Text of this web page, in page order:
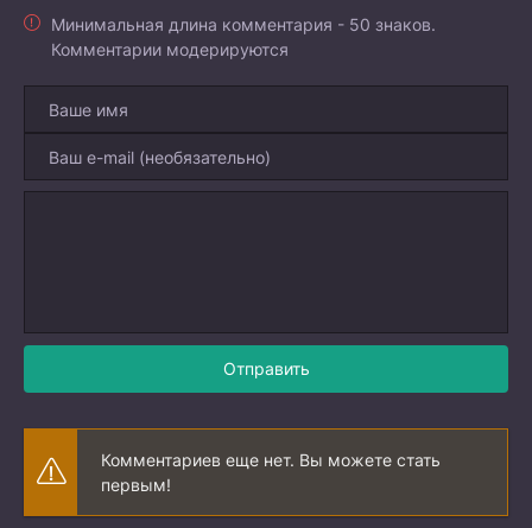
Минимальная длина комментария - 50 знаков.
Комментарии модерируются
Отправить
Комментариев еще нет. Вы можете стать
первым!